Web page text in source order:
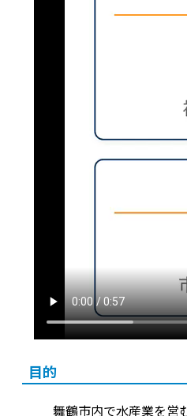
目的
舞鶴市内で水産業を営